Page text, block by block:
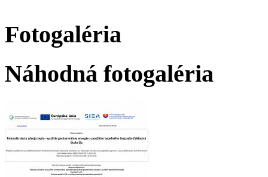
Fotogaléria
Náhodná fotogaléria